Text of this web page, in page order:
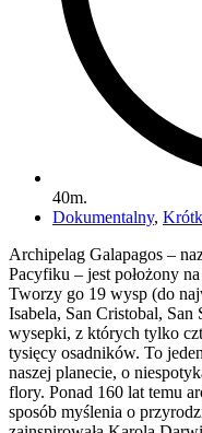
40m.
Dokumentalny,
Archipelag Galapagos –
Pacyfiku – jest położony
Tworzy go 19 wysp (do
Isabela, San Cristobal,
wysepki, z których tylko
tysięcy osadników. To
naszej planecie, o
flory. Ponad 160 lat temu
sposób myślenia o